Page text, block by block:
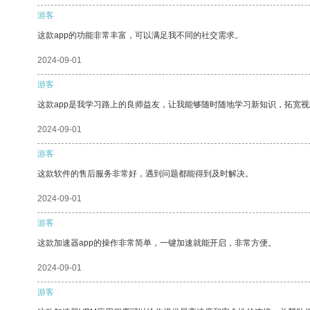
游客
这款app的功能非常丰富，可以满足我不同的社交需求。
2024-09-01
游客
这款app是我学习路上的良师益友，让我能够随时随地学习新知识，拓宽
2024-09-01
游客
这款软件的售后服务非常好，遇到问题都能得到及时解决。
2024-09-01
游客
这款加速器app的操作非常简单，一键加速就能开启，非常方便。
2024-09-01
游客